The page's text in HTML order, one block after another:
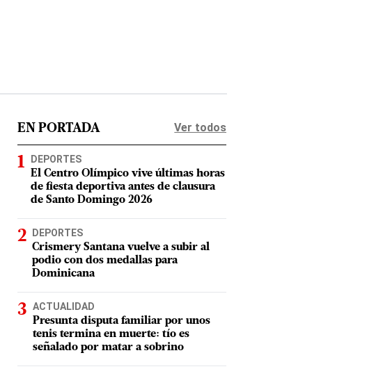
EN PORTADA Ver todos
DEPORTES
El Centro Olímpico vive últimas horas
de fiesta deportiva antes de clausura
de Santo Domingo 2026
DEPORTES
Crismery Santana vuelve a subir al
podio con dos medallas para
Dominicana
ACTUALIDAD
Presunta disputa familiar por unos
tenis termina en muerte: tío es
señalado por matar a sobrino